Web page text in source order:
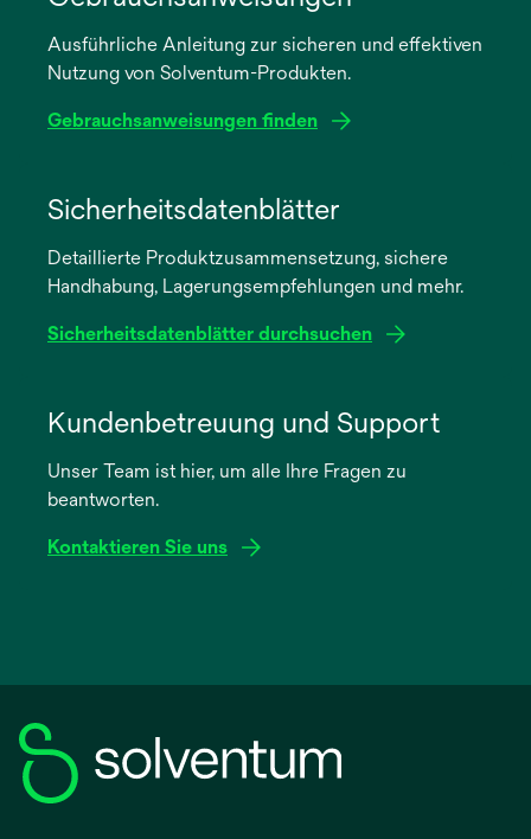
Ausführliche Anleitung zur sicheren und effektiven
Nutzung von Solventum-Produkten.
Gebrauchsanweisungen finden
neuen
Registerkarte
Sicherheitsdatenblätter
Detaillierte Produktzusammensetzung, sichere
Handhabung, Lagerungsempfehlungen und mehr.
Sicherheitsdatenblätter durchsuchen
neuen
Registerkarte
Kundenbetreuung und Support
Unser Team ist hier, um alle Ihre Fragen zu
beantworten.
Kontaktieren Sie uns